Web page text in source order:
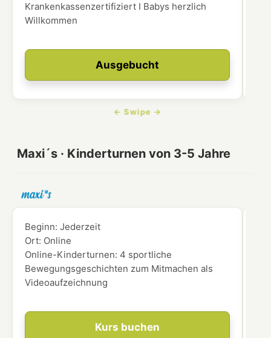
Ausgebucht
Krankenkassenzertifiziert I Babys herzlich
Willkommen
Maxi´s · Kinderturnen von 3-5 Jahre
Kurs buchen
Beginn:Jederzeit
Ort: Online
Online-Kinderturnen: 4 sportliche
Bewegungsgeschichten zum Mitmachen als
Videoaufzeichnung